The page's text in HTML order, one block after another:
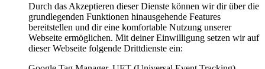
Durch das Akzeptieren dieser Dienste können wir dir über die
grundlegenden Funktionen hinausgehende Features
bereitstellen und dir eine komfortable Nutzung unserer
Webseite ermöglichen. Mit deiner Einwilligung setzen wir auf
dieser Webseite folgende Drittdienste ein: